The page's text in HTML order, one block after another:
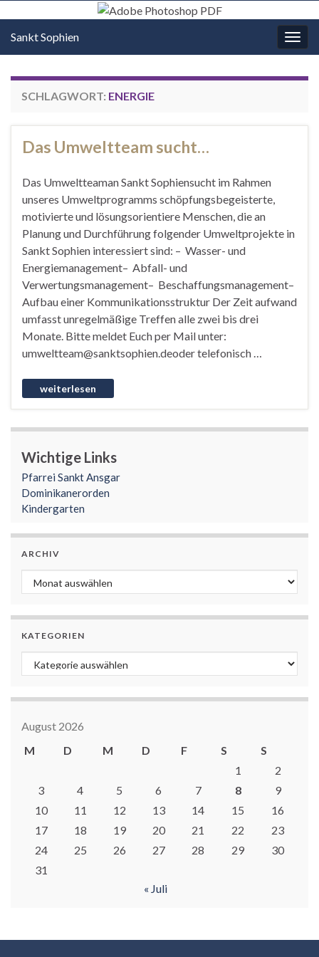
Sankt Sophien
SCHLAGWORT: ENERGIE
Das Umweltteam sucht…
Das Umweltteaman Sankt Sophiensucht im Rahmen
unseres Umweltprogramms schöpfungsbegeisterte,
motivierte und lösungsorientiere Menschen, die an
Planung und Durchführung folgender Umweltprojekte in
Sankt Sophien interessiert sind: – Wasser- und
Energiemanagement– Abfall- und
Verwertungsmanagement– Beschaffungsmanagement–
Aufbau einer Kommunikationsstruktur Der Zeit aufwand
umfasst unregelmäßige Treffen alle zwei bis drei
Monate. Bitte meldet Euch per Mail unter:
umweltteam@sanktsophien.deoder telefonisch …
Wichtige Links
Pfarrei Sankt Ansgar
Dominikanerorden
Kindergarten
ARCHIV
Archiv
KATEGORIEN
Kategorien
August 2026
M
D M D F S
S
1
2
3
4 5 6 7 8
9
10
11 12 13 14 15
16
17
18 19 20 21 22
23
24
25 26 27 28 29
30
31
« Juli